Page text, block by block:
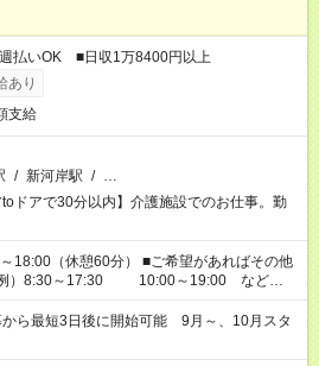
払いOK ■日収1万8400円以上
あり
支給
/ 新河岸駅 / …
toドアで30分以内】介護施設でのお仕事。勤
憩60分） ■ご希望があればその他
例）8:30～17:30 10:00～19:00 など
わせたい」 「余裕を持って夕飯の準備がし
業はしたくない」 など、ご希望があれば教
う1つのお仕事の勤務時間。 合計で週40時
ら最短3日後に開始可能 9月～、10月スタ